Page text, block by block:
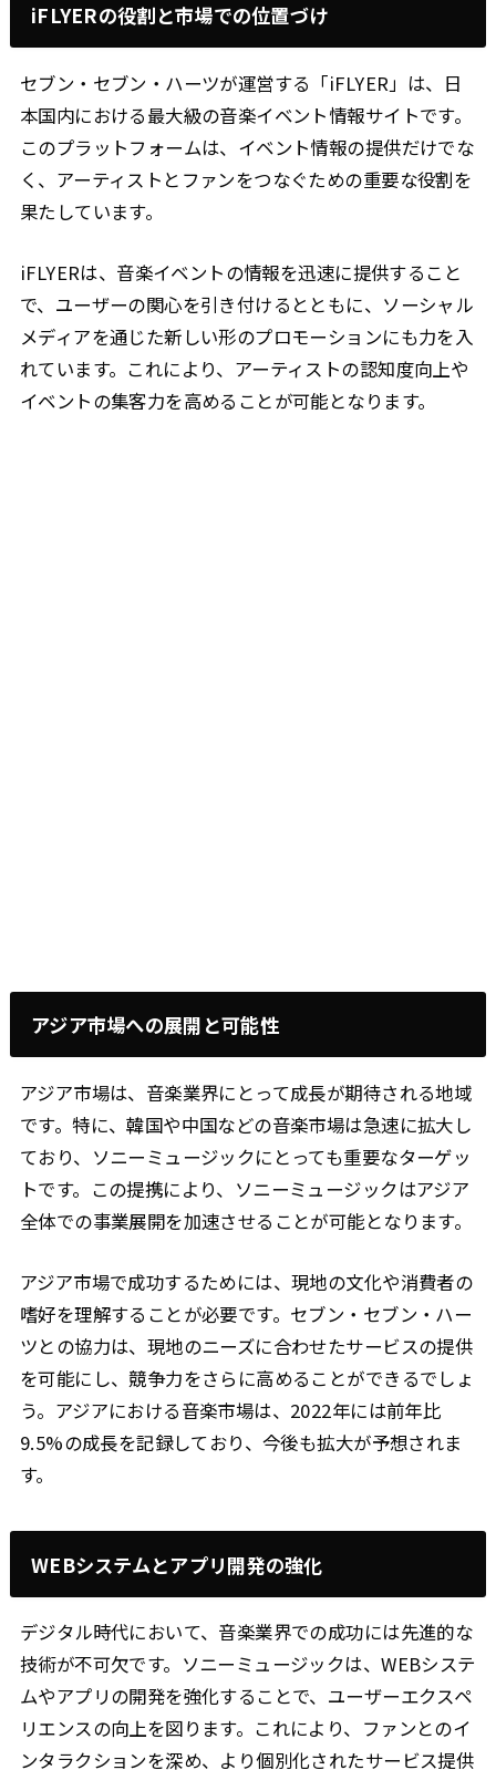
iFLYERの役割と市場での位置づけ
セブン・セブン・ハーツが運営する「iFLYER」は、日
本国内における最大級の音楽イベント情報サイトです。
このプラットフォームは、イベント情報の提供だけでな
く、アーティストとファンをつなぐための重要な役割を
果たしています。
iFLYERは、音楽イベントの情報を迅速に提供すること
で、ユーザーの関心を引き付けるとともに、ソーシャル
メディアを通じた新しい形のプロモーションにも力を入
れています。これにより、アーティストの認知度向上や
イベントの集客力を高めることが可能となります。
アジア市場への展開と可能性
アジア市場は、音楽業界にとって成長が期待される地域
です。特に、韓国や中国などの音楽市場は急速に拡大し
ており、ソニーミュージックにとっても重要なターゲッ
トです。この提携により、ソニーミュージックはアジア
全体での事業展開を加速させることが可能となります。
アジア市場で成功するためには、現地の文化や消費者の
嗜好を理解することが必要です。セブン・セブン・ハー
ツとの協力は、現地のニーズに合わせたサービスの提供
を可能にし、競争力をさらに高めることができるでしょ
う。アジアにおける音楽市場は、2022年には前年比
9.5%の成長を記録しており、今後も拡大が予想されま
す。
WEBシステムとアプリ開発の強化
デジタル時代において、音楽業界での成功には先進的な
技術が不可欠です。ソニーミュージックは、WEBシステ
ムやアプリの開発を強化することで、ユーザーエクスペ
リエンスの向上を図ります。これにより、ファンとのイ
ンタラクションを深め、より個別化されたサービス提供